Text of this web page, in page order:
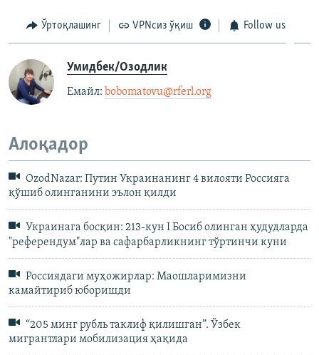
Ўртоқлашинг VPNсиз ўқиш Follow us
Умидбек/Озодлик
Емайл: ​ bobomatovu@rferl.org
Алоқадор
OzodNazar: Путин Украинанинг 4 вилояти Россияга
қўшиб олинганини эълон қилди
Украинага босқин: 213-кун I Босиб олинган ҳудудларда
"референдум"лар ва сафарбарликнинг тўртинчи куни
Россиядаги муҳожирлар: Маошларимизни
камайтириб юборишди
“205 минг рубль таклиф қилишган”. Ўзбек
мигрантлари мобилизация ҳақида